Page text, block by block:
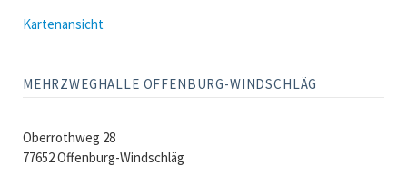
Kartenansicht
MEHRZWEGHALLE OFFENBURG-WINDSCHLÄG
Oberrothweg 28
77652 Offenburg-Windschläg